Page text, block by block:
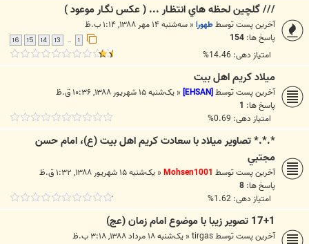
/// گلچين لحظه هاي انتظـار ... ( عکس نگـار موعود )
آخرین پست توسططهورا« سه‌شنبه ۱۴ مهر ۱۳۸۸, ۱:۱۴ ب.ظ
پاسخ ها: 154
…
13
14
15
16
امتیاز دهی: 14.46%
میلاد کریم اهل بیت
آخرین پست توسط[EHSAN]
« یک‌شنبه ۱۵ شهریور ۱۳۸۸, ۱۰:۳۶ ق.ظ
پاسخ ها: 1
امتیاز دهی: 0.69%
*.*.* تصاوير ميلاد با سعادت کريم اهل بيت (ع)، امام حسن
مجتبي
آخرین پست توسطMohsen1001
« یک‌شنبه ۱۵ شهریور ۱۳۸۸, ۱:۳۲ ق.ظ
پاسخ ها: 8
امتیاز دهی: 1.62%
17+1 تصویر زیبا با موضوع امام زمان (عج)
آخرین پست توسطtirgas
« یک‌شنبه ۱۸ مرداد ۱۳۸۸, ۳:۱۸ ب.ظ